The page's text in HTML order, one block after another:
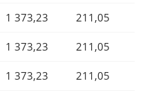
1 373,23 211,05
1 373,23 211,05
1 373,23 211,05